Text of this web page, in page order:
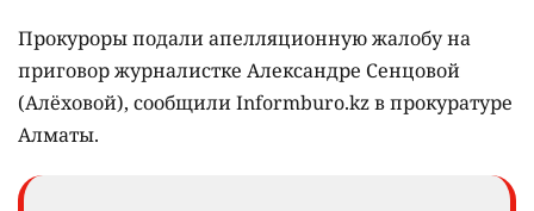
Прокуроры подали апелляционную жалобу на
приговор журналистке Александре Сенцовой
(Алёховой), сообщили Informburo.kz в прокуратуре
Алматы.